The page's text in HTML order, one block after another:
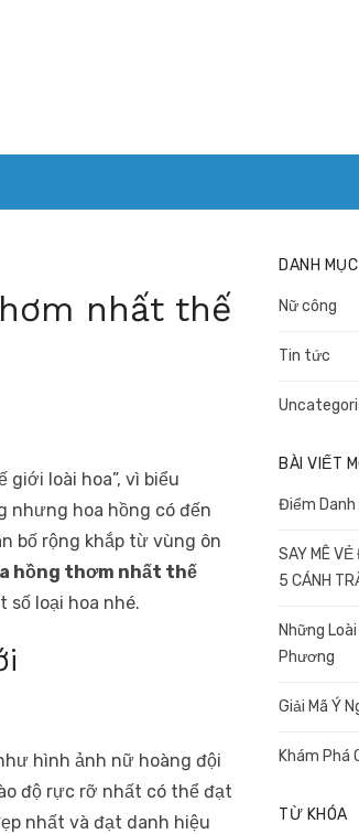
nhất thế
loài hoa”, vì biểu
nhưng hoa hồng có đến
bố rộng khắp từ vùng ôn
hồng thơm nhất thế
số loại hoa nhé.
hình ảnh nữ hoàng đội
độ rực rỡ nhất có thể đạt
nhất và đạt danh hiệu
DANH MỤC
Nữ công
Tin tức
BÀI VIẾT
Điểm Danh
SAY MÊ
5 CÁNH
Những
Phương
Giải Mã Ý
Khám Phá
TỪ KHÓA